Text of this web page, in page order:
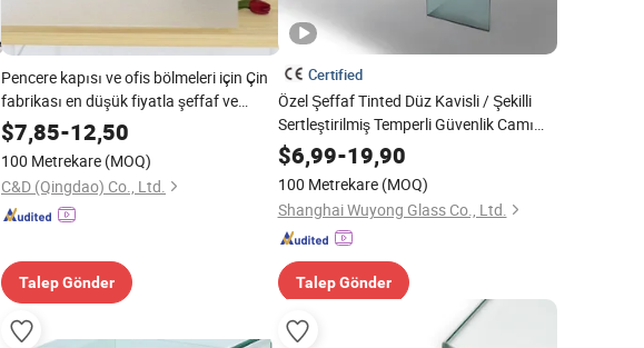
Pencere kapısı ve ofis bölmeleri için Çin
fabrikası en düşük fiyatla şeffaf ve
ekstra şeffaf asit aşındırılmış buzlu cam
$7,85-12,50
100 Metrekare (MOQ)
C&D (Qingdao) Co., Ltd.
Talep Gönder
Certified
Özel Şeffaf Tinted Düz Kavisli / Şekilli
Sertleştirilmiş Temperli Güvenlik Camı
Dekoratif Duş Perdesi Duvar Kapısı Çiti
için
$6,99-19,90
100 Metrekare (MOQ)
Shanghai Wuyong Glass Co., Ltd.
Talep Gönder